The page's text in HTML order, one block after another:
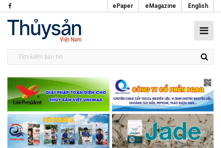
ePaper eMagazine English